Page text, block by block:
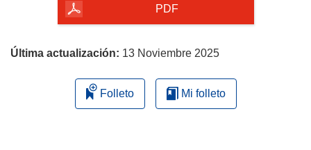
página
PDF
Última actualización: 13 Noviembre 2025
Folleto Mi folleto